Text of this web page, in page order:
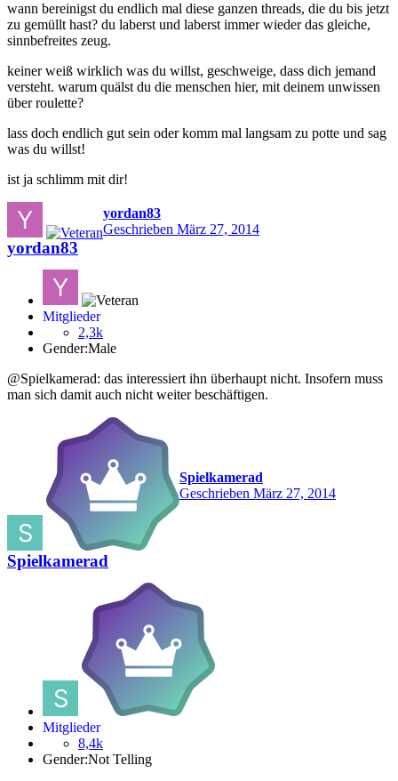
wann bereinigst du endlich mal diese ganzen threads, die du bis jetzt
zu gemüllt hast? du laberst und laberst immer wieder das gleiche,
sinnbefreites zeug.
keiner weiß wirklich was du willst, geschweige, dass dich jemand
versteht. warum quälst du die menschen hier, mit deinem unwissen
über roulette?
lass doch endlich gut sein oder komm mal langsam zu potte und sag
was du willst!
ist ja schlimm mit dir!
yordan83
Geschrieben März 27, 2014
yordan83
Mitglieder
2,3k
Gender:Male
@Spielkamerad: das interessiert ihn überhaupt nicht. Insofern muss
man sich damit auch nicht weiter beschäftigen.
Spielkamerad
Geschrieben März 27, 2014
Spielkamerad
Mitglieder
8,4k
Gender:Not Telling